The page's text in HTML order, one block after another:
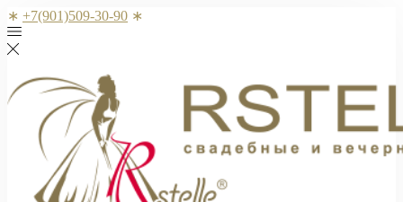
∗ +7(901)509-30-90 ∗